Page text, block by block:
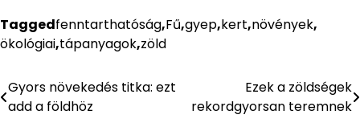
Taggedfenntarthatóság,Fű,gyep,kert,növények,
ökológiai,tápanyagok,zöld
Bejegyzés
Gyors növekedés titka: ezt
add a földhöz
Ezek a zöldségek
rekordgyorsan teremnek